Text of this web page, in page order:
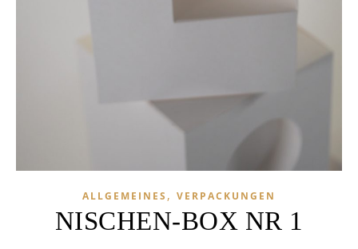
ALLGEMEINES , VERPACKUNGEN
NISCHEN-BOX NR 1